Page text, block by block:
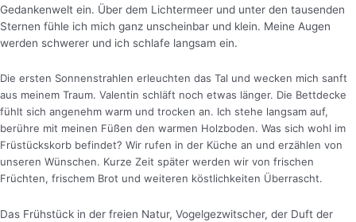
Gedankenwelt ein. Über dem Lichtermeer und unter den tausenden
Sternen fühle ich mich ganz unscheinbar und klein. Meine Augen
werden schwerer und ich schlafe langsam ein.
Die ersten Sonnenstrahlen erleuchten das Tal und wecken mich sanft
aus meinem Traum. Valentin schläft noch etwas länger. Die Bettdecke
fühlt sich angenehm warm und trocken an. Ich stehe langsam auf,
berühre mit meinen Füßen den warmen Holzboden. Was sich wohl im
Früstückskorb befindet? Wir rufen in der Küche an und erzählen von
unseren Wünschen. Kurze Zeit später werden wir von frischen
Früchten, frischem Brot und weiteren köstlichkeiten Überrascht.
Das Frühstück in der freien Natur, Vogelgezwitscher, der Duft der